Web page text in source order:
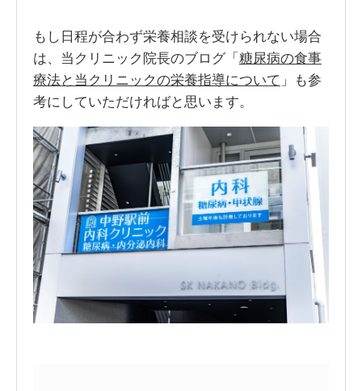
もし日程が合わず栄養相談を受けられない場合
は、当クリニック院長のブログ「糖尿病の食事
療法と当クリニックの栄養指導について 」も参
考にしていただければと思います。